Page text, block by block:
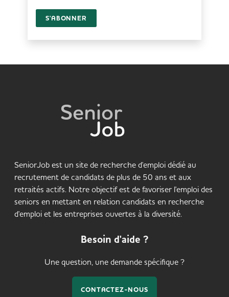
S'ABONNER
SeniorJob est un site de recherche d'emploi dédié au
recrutement de candidats de plus de 50 ans et aux
retraités actifs. Notre objectif est de favoriser l'emploi des
seniors en mettant en relation candidats en recherche
d'emploi et les entreprises ouvertes à la diversité.
Besoin d'aide ?
Une question, une demande spécifique ?
CONTACTEZ-NOUS